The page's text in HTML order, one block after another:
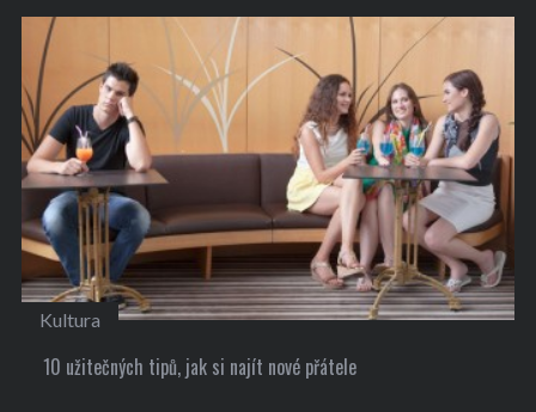
Kultura
10 užitečných tipů, jak si najít nové přátele